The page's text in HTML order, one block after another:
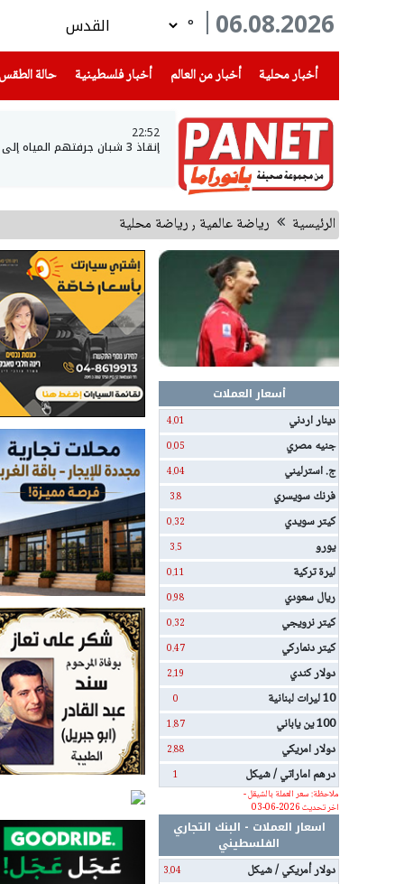
06.08.2026
°
أخبار محلية
(current) أخبار من العالم أخبار فلسطينية(current) حالة الطقس
22:52
إنقاذ 3 شبان جرفتهم المياه إلى عمق بحيرة طبريا
الرئيسية رياضة عالمية ٫ رياضة محلية
أسعار العملات
دينار اردني
4.01
جنيه مصري 0.05
ج. استرليني 4.04
فرنك سويسري 3.8
كيتر سويدي 0.32
يورو 3.5
ليرة تركية 0.11
ريال سعودي 0.98
كيتر نرويجي 0.32
كيتر دنماركي 0.47
دولار كندي 2.19
10 ليرات لبنانية 0
100 ين ياباني 1.87
دولار امريكي 2.88
درهم اماراتي / شيكل
1
ملاحظة: سعر العملة بالشيقل -
اخر تحديث 2026-06-03
اسعار العملات - البنك التجاري
الفلسطيني
دولار أمريكي / شيكل
3.04